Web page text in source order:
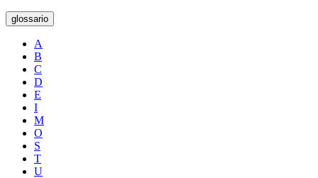
glossario
A
B
C
D
E
I
M
O
S
T
U